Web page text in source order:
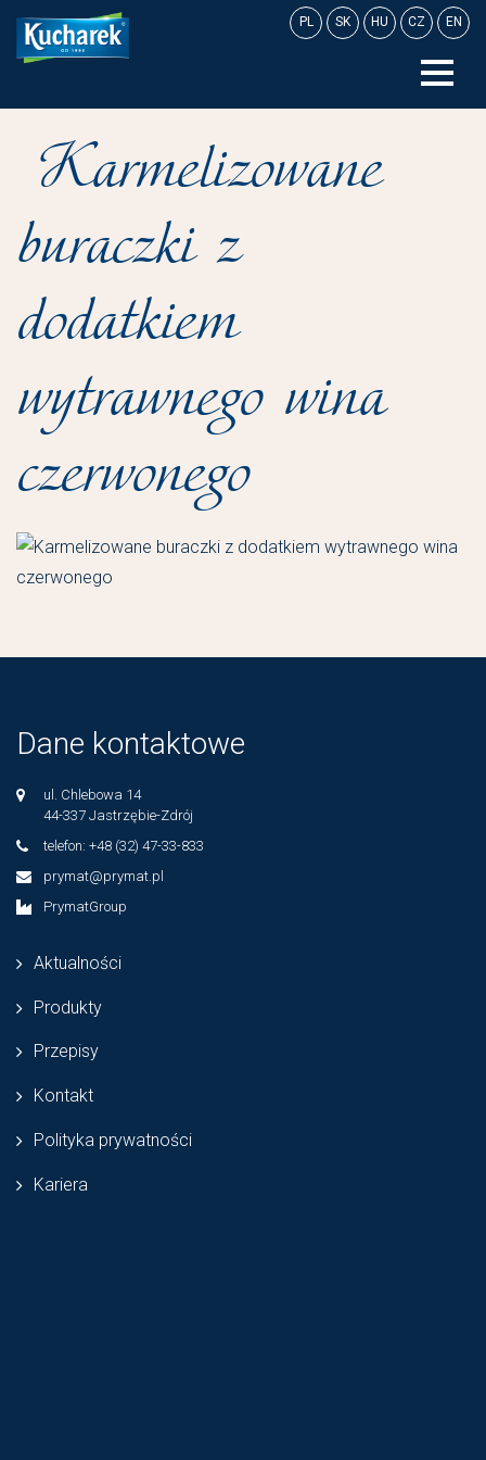
Skip
PL SK HU CZ EN
Karmelizowane
buraczki z
dodatkiem
wytrawnego wina
czerwonego
Dane kontaktowe
ul. Chlebowa 14
44-337 Jastrzębie-Zdrój
telefon: +48 (32) 47-33-833
prymat@prymat.pl
PrymatGroup
Aktualności
Produkty
Przepisy
Kontakt
Polityka prywatności
Kariera